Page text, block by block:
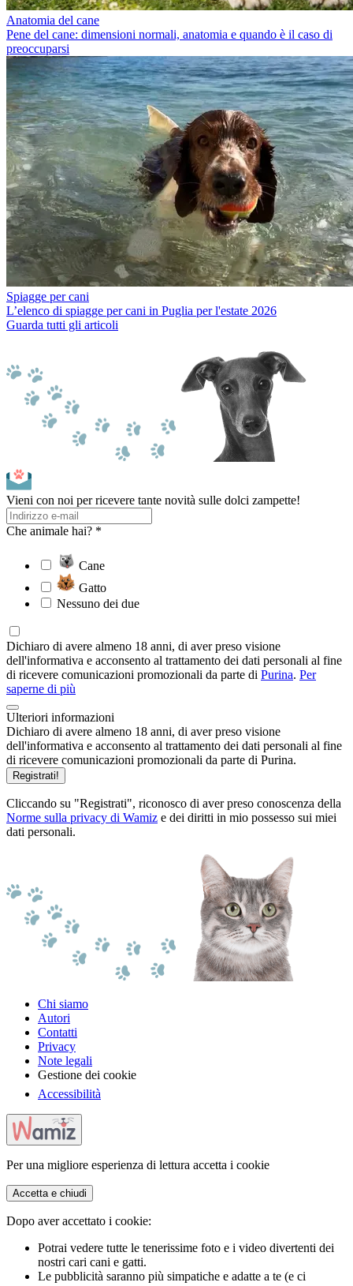
Anatomia del cane
Pene del cane: dimensioni normali, anatomia e quando è il caso di
preoccuparsi
Spiagge per cani
L’elenco di spiagge per cani in Puglia per l'estate 2026
Guarda tutti gli articoli
Vieni con noi per ricevere tante novità sulle dolci zampette!
Che animale hai? *
Cane
Gatto
Nessuno dei due
Dichiaro di avere almeno 18 anni, di aver preso visione
dell'informativa e acconsento al trattamento dei dati personali al fine
di ricevere comunicazioni promozionali da parte di Purina. Per
saperne di più
Ulteriori informazioni
Dichiaro di avere almeno 18 anni, di aver preso visione
dell'informativa e acconsento al trattamento dei dati personali al fine
di ricevere comunicazioni promozionali da parte di Purina.
Registrati!
Cliccando su "Registrati", riconosco di aver preso conoscenza della
Norme sulla privacy di Wamiz e dei diritti in mio possesso sui miei
dati personali.
Chi siamo
Autori
Contatti
Privacy
Note legali
Gestione dei cookie
Accessibilità
Per una migliore esperienza di lettura accetta i cookie
Accetta e chiudi
Dopo aver accettato i cookie:
Potrai vedere tutte le tenerissime foto e i video divertenti dei
nostri cari cani e gatti.
Le pubblicità saranno più simpatiche e adatte a te (e ci